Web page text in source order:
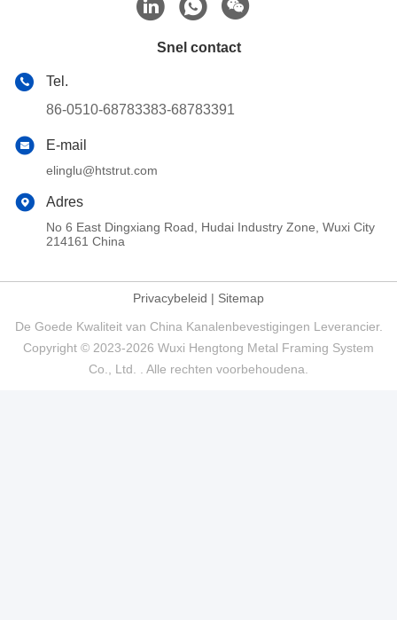
Snel contact
Tel.
86-0510-68783383-68783391
E-mail
elinglu@htstrut.com
Adres
No 6 East Dingxiang Road, Hudai Industry Zone, Wuxi City
214161 China
Privacybeleid | Sitemap
De Goede Kwaliteit van China Kanalenbevestigingen Leverancier.
Copyright © 2023-2026 Wuxi Hengtong Metal Framing System
Co., Ltd. . Alle rechten voorbehoudena.